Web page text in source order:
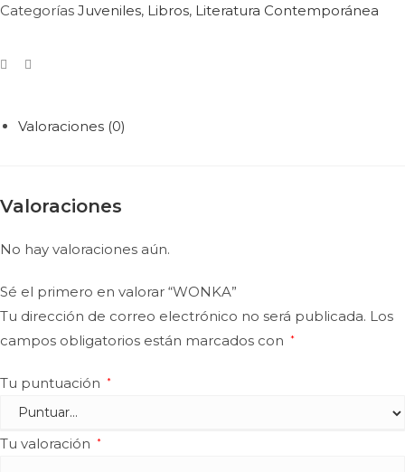
Categorías Juveniles, Libros, Literatura Contemporánea
Valoraciones (0)
Valoraciones
No hay valoraciones aún.
Sé el primero en valorar “WONKA”
Tu dirección de correo electrónico no será publicada. Los
campos obligatorios están marcados con
*
Tu puntuación *
Tu valoración *